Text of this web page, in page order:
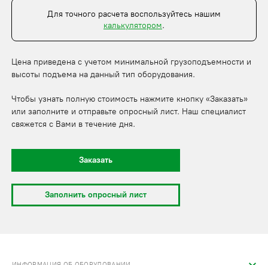
Для точного расчета воспользуйтесь нашим
калькулятором.
Цена приведена с учетом минимальной грузоподъемности и
высоты подъема на данный тип оборудования.
Чтобы узнать полную стоимость нажмите кнопку «Заказать»
или заполните и отправьте опросный лист. Наш специалист
свяжется с Вами в течение дня.
Заказать
Заполнить опросный лист